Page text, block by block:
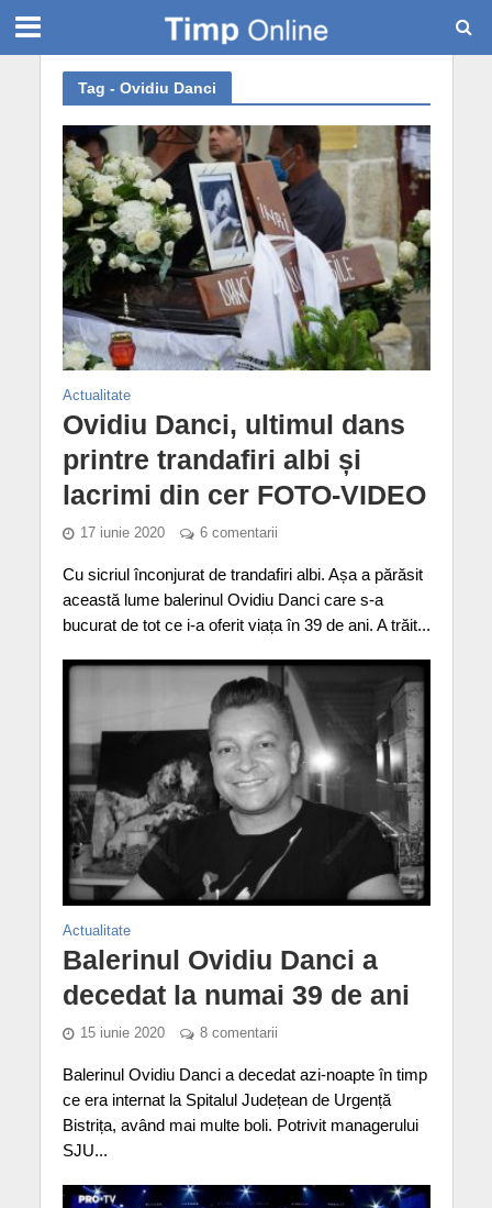
Tag - Ovidiu Danci
Actualitate
Ovidiu Danci, ultimul dans
printre trandafiri albi și
lacrimi din cer FOTO-VIDEO
17 iunie 2020 6 comentarii
Cu sicriul înconjurat de trandafiri albi. Așa a părăsit
această lume balerinul Ovidiu Danci care s-a
bucurat de tot ce i-a oferit viața în 39 de ani. A trăit...
Actualitate
Balerinul Ovidiu Danci a
decedat la numai 39 de ani
15 iunie 2020 8 comentarii
Balerinul Ovidiu Danci a decedat azi-noapte în timp
ce era internat la Spitalul Județean de Urgență
Bistrița, având mai multe boli. Potrivit managerului
SJU...